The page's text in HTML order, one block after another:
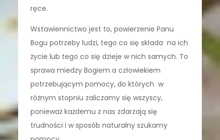
ręce.
Wstawiennictwo jest to, powierzenie Panu
Bogu potrzeby ludzi, tego co się składa na ich
życie lub tego co się dzieje w nich samych. To
sprawa miedzy Bogiem a człowiekiem
potrzebującym pomocy, do których w
różnym stopniu zaliczamy się wszyscy,
ponieważ każdemu z nas zdarzają się
trudności i w sposób naturalny szukamy